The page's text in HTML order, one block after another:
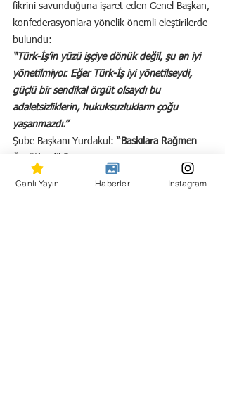
fikrini savunduğuna işaret eden Genel Başkan,
konfederasyonlara yönelik önemli eleştirilerde
bulundu:
“Türk-İş’in yüzü işçiye dönük değil, şu an iyi
yönetilmiyor. Eğer Türk-İş iyi yönetilseydi,
güçlü bir sendikal örgüt olsaydı bu
adaletsizliklerin, hukuksuzlukların çoğu
yaşanmazdı.”
Şube Başkanı Yurdakul: “Baskılara Rağmen
Belediye-İş Sendikası Ankara Şube Başkanı
Murat Yurdakul ise açılış konuşmasında genç
Canlı Yayın Haberler Instagram